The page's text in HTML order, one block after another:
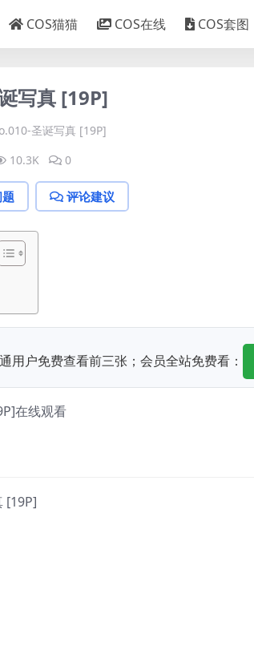
COS猫猫 COS在线 COS套图
写真 [19P]
圣诞写真 [19P]
10.3K 0
评论建议
用户免费查看前三张；会员全站免费看：
在线观看
[19P]